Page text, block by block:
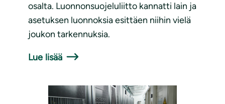
osalta. Luonnonsuojeluliitto kannatti lain ja
asetuksen luonnoksia esittäen niihin vielä
joukon tarkennuksia.
Lue lisää